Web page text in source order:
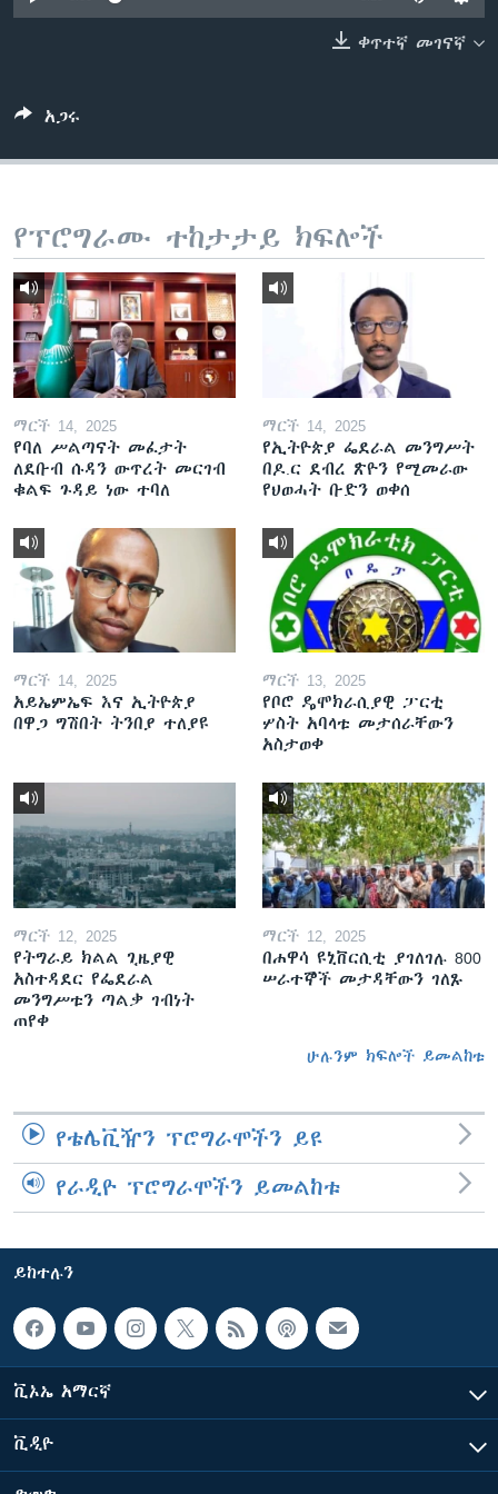
ቀጥተኛ መገናኛ
አጋሩ
የፕሮግራሙ ተከታታይ ክፍሎች
ማርች 14, 2025
የባለ ሥልጣናት መፈታት
ለደቡብ ሱዳን ውጥረት መርገብ
ቁልፍ ጉዳይ ነው ተባለ
ማርች 14, 2025
የኢትዮጵያ ፌደራል መንግሥት
በዶ.ር ደብረ ጽዮን የሚመራው
የህወሓት ቡድን ወቀሰ
ማርች 14, 2025
አይኤምኤፍ እና ኢትዮጵያ
በዋጋ ግሽበት ትንበያ ተለያዩ
ማርች 13, 2025
የቦሮ ዴሞክራሲያዊ ፓርቲ
ሦስት አባላቱ መታሰራቸውን
አስታወቀ
ማርች 12, 2025
የትግራይ ክልል ጊዜያዊ
አስተዳደር የፌደራል
መንግሥቱን ጣልቃ ገብነት
ጠየቀ
ማርች 12, 2025
በሐዋሳ ዩኒቨርሲቲ ያገለገሉ 800
ሠራተኞች መታዳቸውን ገለጹ
ሁሉንም ክፍሎች ይመልከቱ
የቴሌቪዥን ፕሮግራሞችን ይዩ
የራዲዮ ፕሮግራሞችን ይመልከቱ
ይከተሉን
ቪኦኤ አማርኛ
ቪዲዮ